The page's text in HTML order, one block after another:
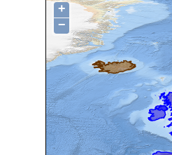
+
−